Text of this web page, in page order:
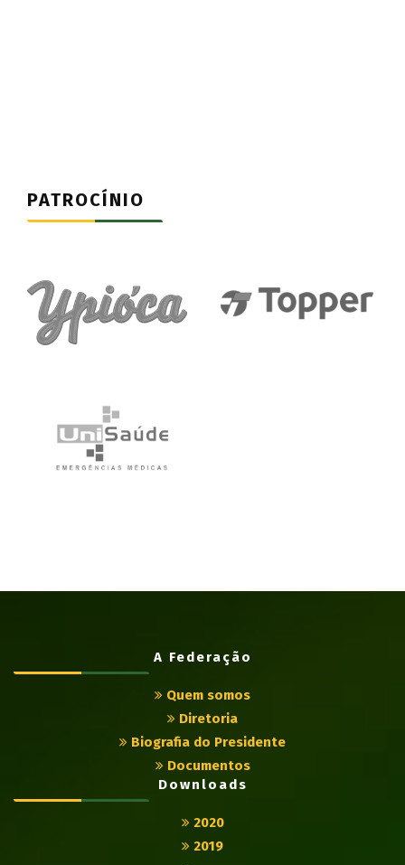
PATROCÍNIO
A Federação
Quem somos
Diretoria
Biografia do Presidente
Documentos
Downloads
2020
2019